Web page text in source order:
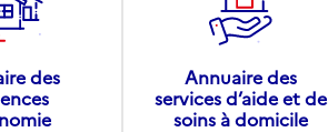
des
Annuaire des
services d’aide et de
soins à domicile